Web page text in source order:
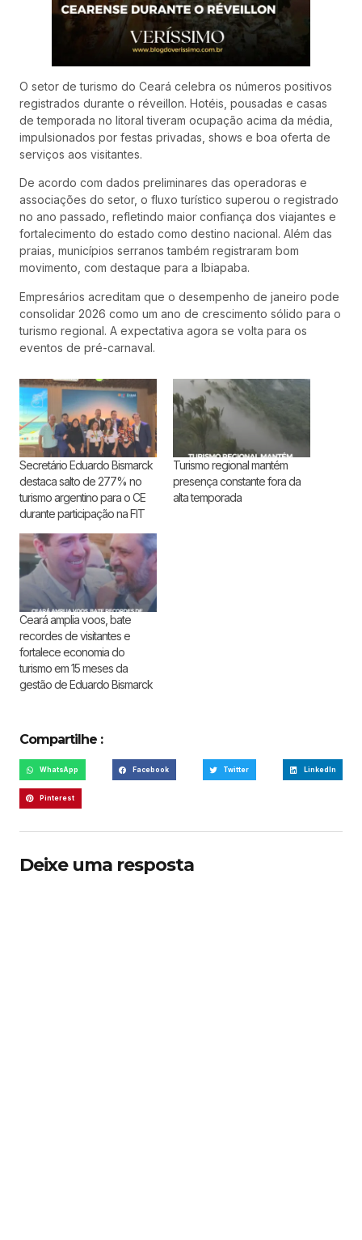
O setor de turismo do Ceará celebra os números positivos
registrados durante o réveillon. Hotéis, pousadas e casas
de temporada no litoral tiveram ocupação acima da média,
impulsionados por festas privadas, shows e boa oferta de
serviços aos visitantes.
De acordo com dados preliminares das operadoras e
associações do setor, o fluxo turístico superou o registrado
no ano passado, refletindo maior confiança dos viajantes e
fortalecimento do estado como destino nacional. Além das
praias, municípios serranos também registraram bom
movimento, com destaque para a Ibiapaba.
Empresários acreditam que o desempenho de janeiro pode
consolidar 2026 como um ano de crescimento sólido para o
turismo regional. A expectativa agora se volta para os
eventos de pré-carnaval.
Secretário Eduardo Bismarck
destaca salto de 277% no
turismo argentino para o CE
durante participação na FIT
Turismo regional mantém
presença constante fora da
alta temporada
Ceará amplia voos, bate
recordes de visitantes e
fortalece economia do
turismo em 15 meses da
gestão de Eduardo Bismarck
Compartilhe :
WhatsApp Facebook Twitter LinkedIn
Pinterest
Deixe uma resposta